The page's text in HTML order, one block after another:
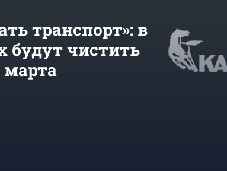
транспорт»: в
будут чистить
марта